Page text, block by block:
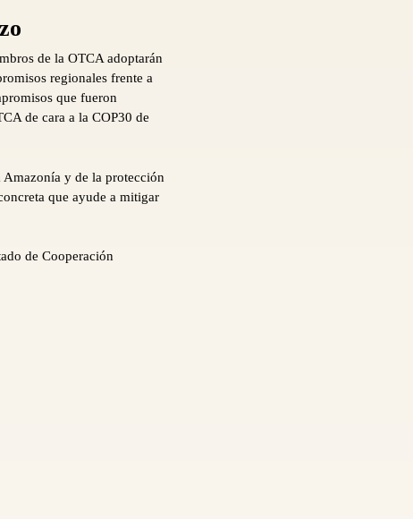
de la OTCA adoptarán
regionales frente a
que fueron
de cara a la COP30 de
Amazonía y de la protección
que ayude a mitigar
de Cooperación